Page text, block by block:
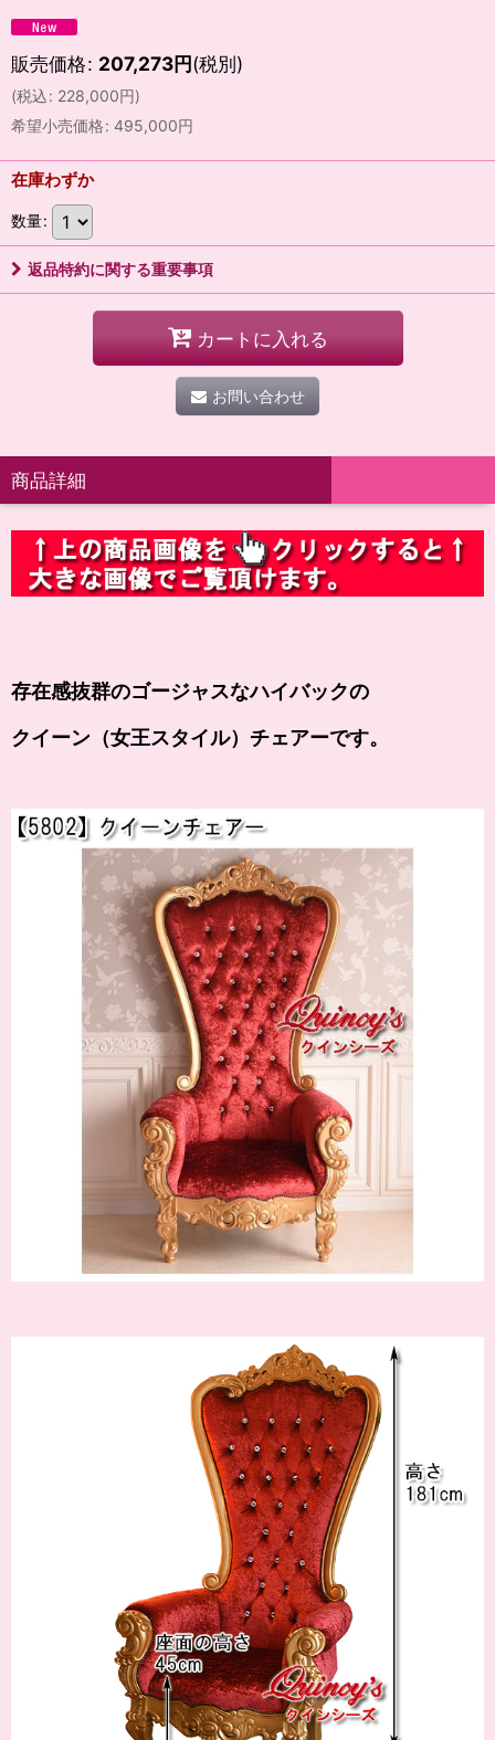
販売価格: 207,273円(税別)
(税込: 228,000円)
希望小売価格: 495,000円
在庫わずか
数量:
返品特約に関する重要事項
カートに入れる
お問い合わせ
商品詳細
存在感抜群のゴージャスなハイバックの
クイーン（女王スタイル）チェアーです。